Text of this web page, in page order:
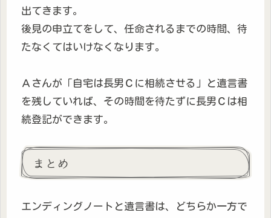
出てきます。
後見の申立てをして、任命されるまでの時間、待
たなくてはいけなくなります。
Ａさんが「自宅は長男Ｃに相続させる」と遺言書
を残していれば、その時間を待たずに長男Ｃは相
続登記ができます。
まとめ
エンディングノートと遺言書は、どちらか一方で